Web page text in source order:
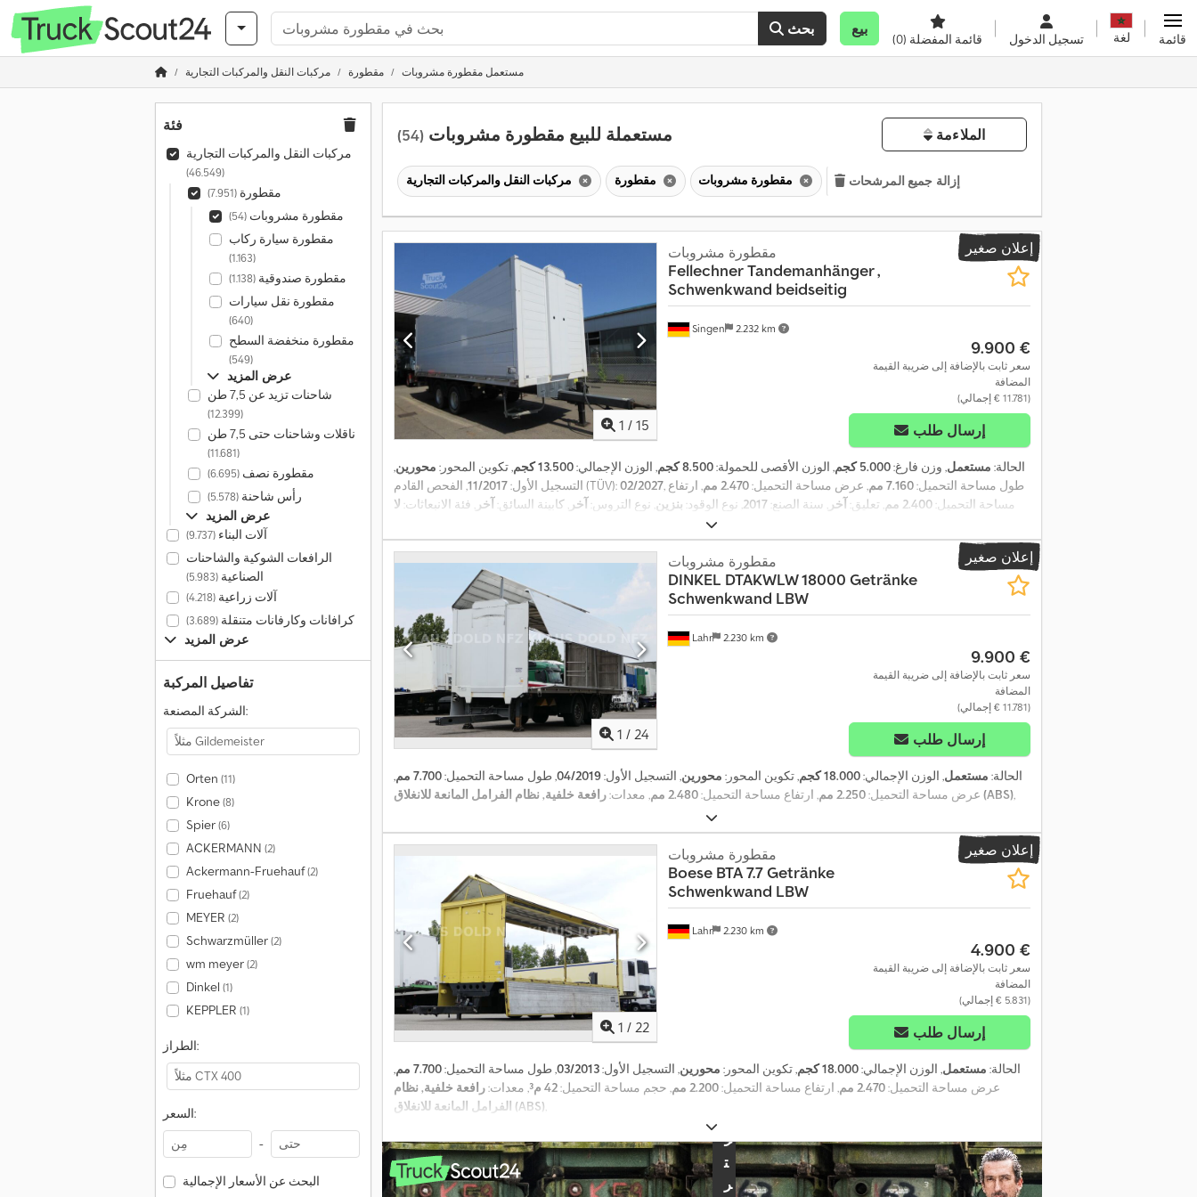
بحث بيع
قائمة المفضلة (0) تسجيل الدخول لغة قائمة
مركبات النقل والمركبات التجارية مقطورة مستعمل مقطورة مشروبات
فئة
مركبات النقل والمركبات التجارية
(46.549)
مقطورة(7.951)
مقطورة مشروبات(54)
مقطورة سيارة ركاب
(1.163)
مقطورة صندوقية(1.138)
مقطورة نقل سيارات
(640)
مقطورة منخفضة السطح
(549)
عرض المزيد
شاحنات تزيد عن 7,5 طن
(12.399)
ناقلات وشاحنات حتى 7,5 طن
(11.681)
مقطورة نصف(6.695)
رأس شاحنة(5.578)
عرض المزيد
آلات البناء(9.737)
الرافعات الشوكية والشاحنات
الصناعية(5.983)
آلات زراعية(4.218)
كرافانات وكارفانات متنقلة(3.689)
عرض المزيد
تفاصيل المركبة
الشركة المصنعة:
Orten (11)
Krone(8)
Spier(6)
ACKERMANN (2)
Ackermann-Fruehauf(2)
Fruehauf(2)
MEYER (2)
Schwarzmüller(2)
wm meyer(2)
Dinkel (1)
KEPPLER (1)
الطراز:
السعر:
-
البحث عن الأسعار الإجمالية
مستعملة للبيع مقطورة مشروبات (54) الملاءمة
إزالة جميع المرشحات
إعلان صغير
1 / 15
Singen 2.232 km
مقطورة مشروبات
FellechnerTandemanhänger ,
Schwenkwand beidseitig
‏9.900 €
سعر ثابت بالإضافة إلى ضريبة القيمة
المضافة
(‏11.781 € إجمالي)
إرسال طلب
الحالة: مستعمل, وزن فارغ:5.000 كجم , الوزن الأقصى للحمولة:8.500 كجم , الوزن الإجمالي:13.500 كجم , تكوين المحور: محورين,
التسجيل الأول:11/2017 , الفحص القادم (TÜV):02/2027 , طول مساحة التحميل:7.160 مم , عرض مساحة التحميل:2.470 مم
, ارتفاع
مساحة التحميل: 2.400 مم , تعليق: آخر , سنة الصنع: 2017 , نوع الوقود: بنزين , نوع التروس: آخر , كابينة السائق: آخر , فئة الانبعاثات: لا
إعلان صغير
1 / 24
Lahr 2.230 km
مقطورة مشروبات
DINKEL DTAKWLW 18000 Getränke
Schwenkwand LBW
‏9.900 €
سعر ثابت بالإضافة إلى ضريبة القيمة
المضافة
(‏11.781 € إجمالي)
إرسال طلب
الحالة: مستعمل, الوزن الإجمالي:18.000 كجم , تكوين المحور: محورين, التسجيل الأول:04/2019, طول مساحة التحميل:7.700 مم
,
عرض مساحة التحميل:2.250 مم , ارتفاع مساحة التحميل:2.480 مم , معدات: رافعة خلفية, نظام الفرامل المانعة للانغلاق (ABS),
إعلان صغير
1 / 22
Lahr 2.230 km
مقطورة مشروبات
Boese BTA 7.7 Getränke
Schwenkwand LBW
‏4.900 €
سعر ثابت بالإضافة إلى ضريبة القيمة
المضافة
(‏5.831 € إجمالي)
إرسال طلب
الحالة: مستعمل, الوزن الإجمالي:18.000 كجم , تكوين المحور: محورين, التسجيل الأول:03/2013, طول مساحة التحميل:7.700 مم
,
عرض مساحة التحميل:2.470 مم , ارتفاع مساحة التحميل:2.200 مم , حجم مساحة التحميل:42 م³ , معدات:رافعة خلفية, نظام
الفرامل المانعة للانغلاق (ABS),
أ
0
.
0
0
ط
ل
ش
يً
ا
خ
ت
ر